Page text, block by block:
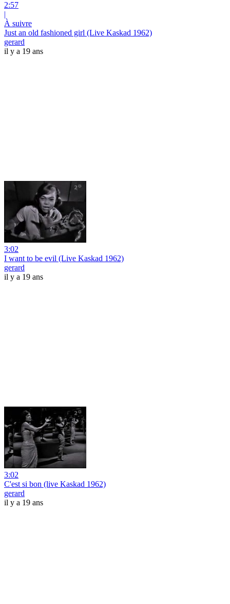
2:57
|
À suivre
Just an old fashioned girl (Live Kaskad 1962)
gerard
il y a 19 ans
3:02
I want to be evil (Live Kaskad 1962)
gerard
il y a 19 ans
3:02
C'est si bon (live Kaskad 1962)
gerard
il y a 19 ans